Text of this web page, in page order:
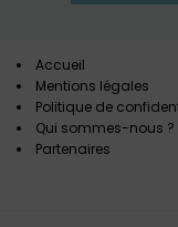
Accueil
Mentions légales
Politique de
Qui sommes-nous ?
Partenaires